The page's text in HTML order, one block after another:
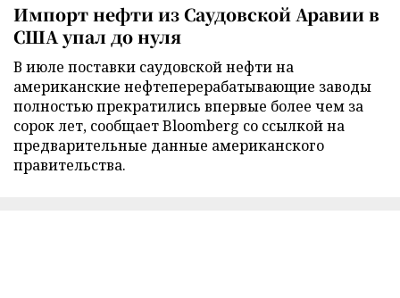
Импорт нефти из Саудовской Аравии в
США упал до нуля
В июле поставки саудовской нефти на
американские нефтеперерабатывающие заводы
полностью прекратились впервые более чем за
сорок лет, сообщает Bloomberg со ссылкой на
предварительные данные американского
правительства.